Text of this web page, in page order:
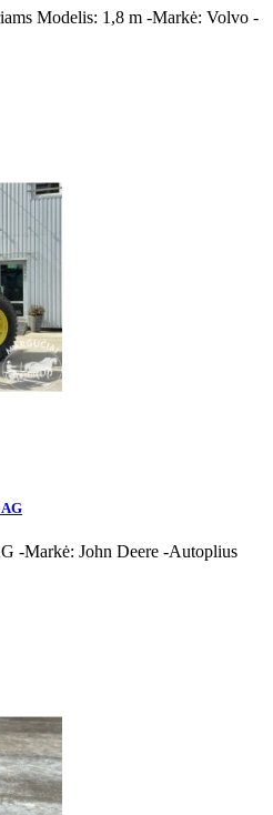
Modelis: 1,8 m -Markė: Volvo -
-Markė: John Deere -Autoplius